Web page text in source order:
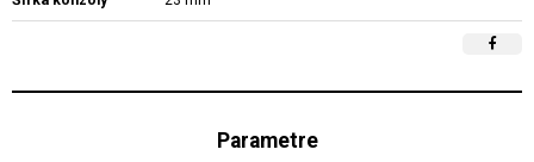
Parametre